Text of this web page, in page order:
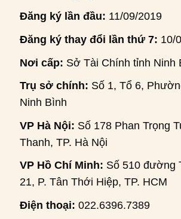
Đăng ký lần đầu: 11/09/2019
Đăng ký thay đổi lần thứ 7: 10/
Nơi cấp: Sở Tài Chính tỉnh Ninh
Trụ sở chính: Số 1, Tổ 6,
Ninh Bình
VP Hà Nội: Số 178 Phan Trọng
Thanh, TP. Hà Nội
VP Hồ Chí Minh: Số 510 đường
21, P. Tân Thới Hiệp, TP. HCM
Điện thoại: 022.6396.7389